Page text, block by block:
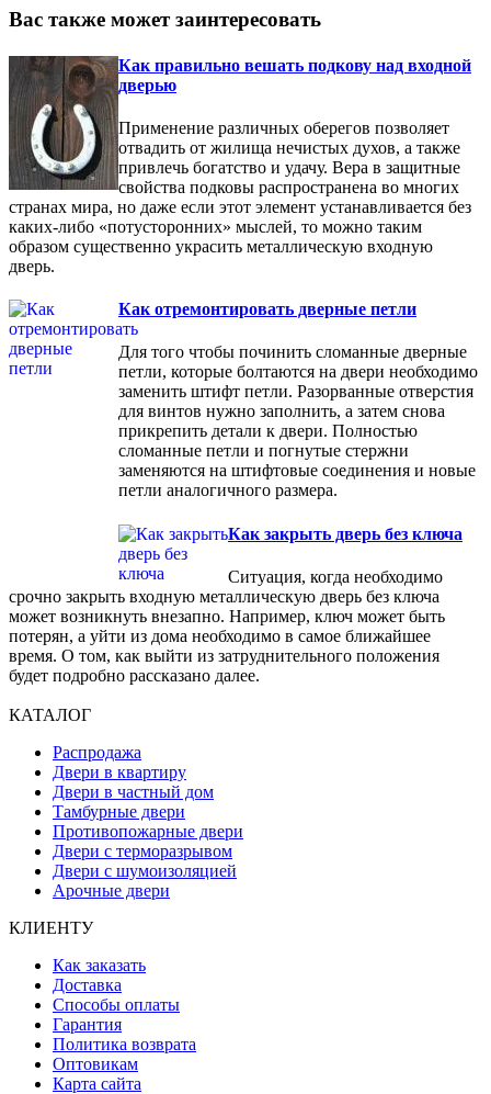
Вас также может заинтересовать
Как правильно вешать подкову над входной
дверью
Применение различных оберегов позволяет
отвадить от жилища нечистых духов, а также
привлечь богатство и удачу. Вера в защитные
свойства подковы распространена во многих
странах мира, но даже если этот элемент устанавливается без
каких-либо «потусторонних» мыслей, то можно таким
образом существенно украсить металлическую входную
дверь.
Как отремонтировать дверные петли
Для того чтобы починить сломанные дверные
петли, которые болтаются на двери необходимо
заменить штифт петли. Разорванные отверстия
для винтов нужно заполнить, а затем снова
прикрепить детали к двери. Полностью
сломанные петли и погнутые стержни
заменяются на штифтовые соединения и новые
петли аналогичного размера.
Как закрыть дверь без ключа
Ситуация, когда необходимо
срочно закрыть входную металлическую дверь без ключа
может возникнуть внезапно. Например, ключ может быть
потерян, а уйти из дома необходимо в самое ближайшее
время. О том, как выйти из затруднительного положения
будет подробно рассказано далее.
КАТАЛОГ
Распродажа
Двери в квартиру
Двери в частный дом
Тамбурные двери
Противопожарные двери
Двери с терморазрывом
Двери с шумоизоляцией
Арочные двери
КЛИЕНТУ
Как заказать
Доставка
Способы оплаты
Гарантия
Политика возврата
Оптовикам
Карта сайта